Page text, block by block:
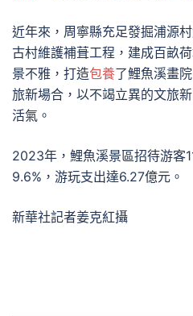
近年來，周寧縣充足發掘浦源
古村維護補葺工程，建成百畝
景不雅，打造包養了鯉魚溪畫
旅新場合，以不竭立異的文旅
活氣。
2023年，鯉魚溪景區招待游客
9.6%，游玩支出達6.27億元。
新華社記者姜克紅攝